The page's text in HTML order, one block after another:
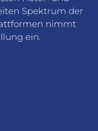
Spektrum der
nimmt
ein.